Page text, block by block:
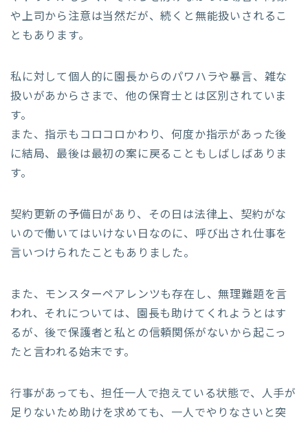
や上司から注意は当然だが、続くと無能扱いされるこ
ともあります。
私に対して個人的に園長からのパワハラや暴言、雑な
扱いがあからさまで、他の保育士とは区別されていま
す。
また、指示もコロコロかわり、何度か指示があった後
に結局、最後は最初の案に戻ることもしばしばありま
す。
契約更新の予備日があり、その日は法律上、契約がな
いので働いてはいけない日なのに、呼び出され仕事を
言いつけられたこともありました。
また、モンスターペアレンツも存在し、無理難題を言
われ、それについては、園長も助けてくれようとはす
るが、後で保護者と私との信頼関係がないから起こっ
たと言われる始末です。
行事があっても、担任一人で抱えている状態で、人手が
足りないため助けを求めても、一人でやりなさいと突